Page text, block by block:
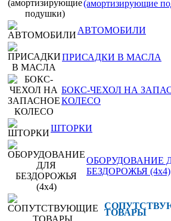
(амортизирующие
АВТОМОБИЛИ
ПРИСАДКИ В МАСЛА
БОКС-ЧЕХОЛ НА
КОЛЕСО
ШТОРКИ
ОБОРУДОВАНИЕ
БЕЗДОРОЖЬЯ (4x4)
ТОВАРЫ